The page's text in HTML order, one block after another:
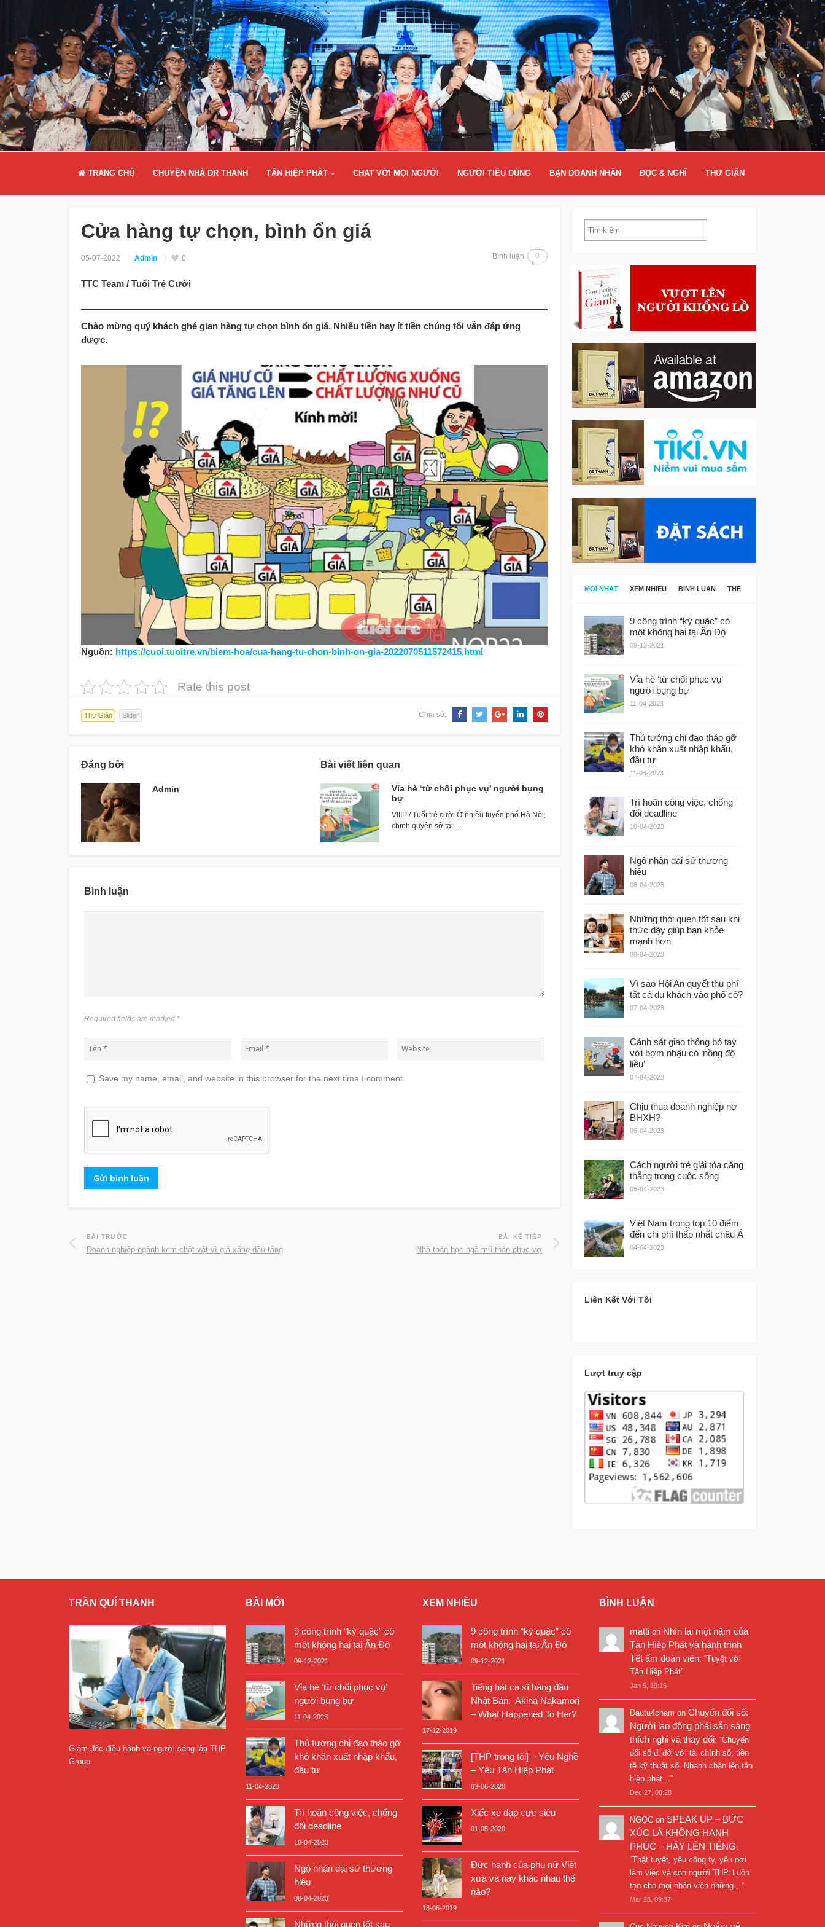
TRANG CHỦ CHUYỆN NHÀ DR THANH TÂN HIỆP PHÁT CHAT VỚI MỌI NGƯỜI NGƯỜI TIÊU DÙNG BẠN DOANH NHÂN ĐỌC & NGHĨ THƯ GIÃN
Cửa hàng tự chọn, bình ổn giá
05-07-2022 Admin 0 Bình luận 0
TTC Team / Tuổi Trẻ Cười
Chào mừng quý khách ghé gian hàng tự chọn bình ổn giá. Nhiều tiền hay ít tiền chúng tôi vẫn đáp ứng
được.
Nguồn: https://cuoi.tuoitre.vn/biem-hoa/cua-hang-tu-chon-binh-on-gia-2022070511572415.html
Rate this post
Thư Giãn Slider Chia sẻ:
Đăng bởi
Admin
Bài viết liên quan
Vỉa hè ‘từ chối phục vụ’ người bụng
bự
VIIIP / Tuổi trẻ cười Ở nhiều tuyến phố Hà Nội,
chính quyền sở tại…
Bình luận
Required fields are marked *
Save my name, email, and website in this browser for the next time I comment.
BÀI TRƯỚC
Doanh nghiệp ngành kem chật vật vì giá xăng dầu tăng
BÀI KẾ TIẾP
Nhà toán học ngả mũ thán phục vợ
MỚI NHẤT XEM NHIỀU BÌNH LUẬN THẺ
9 công trình “kỳ quặc” có
một không hai tại Ấn Độ
09-12-2021
Vỉa hè ‘từ chối phục vụ’
người bụng bự
11-04-2023
Thủ tướng chỉ đạo tháo gỡ
khó khăn xuất nhập khẩu,
đầu tư
11-04-2023
Trì hoãn công việc, chống
đối deadline
10-04-2023
Ngộ nhận đại sứ thương
hiệu
08-04-2023
Những thói quen tốt sau khi
thức dậy giúp bạn khỏe
mạnh hơn
08-04-2023
Vì sao Hội An quyết thu phí
tất cả du khách vào phố cổ?
07-04-2023
Cảnh sát giao thông bó tay
với bợm nhậu có ‘nồng độ
liều’
07-04-2023
Chịu thua doanh nghiệp nợ
BHXH?
06-04-2023
Cách người trẻ giải tỏa căng
thẳng trong cuộc sống
05-04-2023
Việt Nam trong top 10 điểm
đến chi phí thấp nhất châu Á
04-04-2023
Liên Kết Với Tôi
Lượt truy cập
TRẦN QUÍ THANH
Giám đốc điều hành và người sáng lập THP
Group
BÀI MỚI
9 công trình “kỳ quặc” có
một không hai tại Ấn Độ
09-12-2021
Vỉa hè ‘từ chối phục vụ’
người bụng bự
11-04-2023
Thủ tướng chỉ đạo tháo gỡ
khó khăn xuất nhập khẩu,
đầu tư
11-04-2023
Trì hoãn công việc, chống
đối deadline
10-04-2023
Ngộ nhận đại sứ thương
hiệu
08-04-2023
Những thói quen tốt sau
XEM NHIỀU
9 công trình “kỳ quặc” có
một không hai tại Ấn Độ
09-12-2021
Tiếng hát ca sĩ hàng đầu
Nhật Bản: Akina Nakamori
– What Happened To Her?
17-12-2019
[THP trong tôi] – Yêu Nghề
– Yêu Tân Hiệp Phát
03-06-2020
Xiếc xe đạp cực siêu
01-05-2020
Đức hạnh của phụ nữ Việt
xưa và nay khác nhau thế
nào?
18-06-2019
BÌNH LUẬN
matti on Nhìn lại một năm của
Tân Hiệp Phát và hành trình
Tết ấm đoàn viên: “Tuyệt vời
Tân Hiệp Phát”
Jan 5, 19:16
Dautu4cham on Chuyển đổi số:
Người lao động phải sẵn sàng
thích nghi và thay đổi: “Chuyển
đổi số đi đôi với tài chính số, tiền
tệ kỹ thuật số. Nhanh chân lên tân
hiệp phát… ”
Dec 27, 08:28
NGỌC on SPEAK UP – BỨC
XÚC LÀ KHÔNG HẠNH
PHÚC – HÃY LÊN TIẾNG:
“Thật tuyệt, yêu công ty, yêu nơi
làm việc và con người THP. Luôn
tạo cho mọi nhân viên những… ”
Mar 28, 09:37